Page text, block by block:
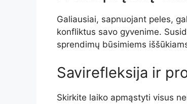
Galiausiai, sapnuojant peles,
konfliktus savo gyvenime.
sprendimų būsimiems
Savirefleksija ir
Skirkite laiko apmąstyti visus